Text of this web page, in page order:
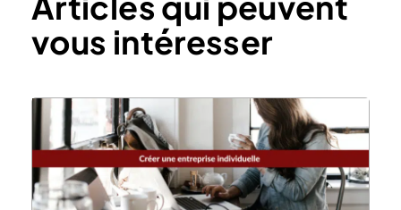
vous intéresser